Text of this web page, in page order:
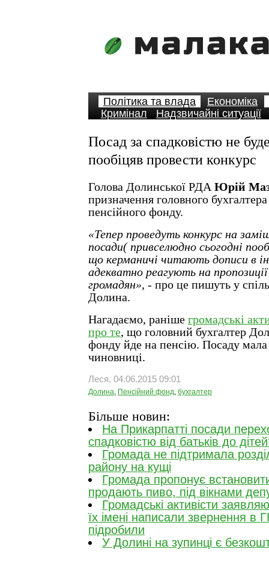
Політика та влада
Економіка
Кримінал
Надзвичайні ситуації
Посад за спадковістю не
пообіцяв провести конкурс
Голова Долинської РДА Юрій
призначення головного
пенсійного фонду.
«Тепер проведуть конкурс на
посади( привселюдно сьогодні
що керманичі читають дописи в
адекватно реагують на
громадян», - про це пишуть у
Долина.
Нагадаємо, раніше громадські
про те, що головний бухгалтер
фонду йде на пенсію. Посаду мала
чиновниці.
Леся, 04.06.2015 09:01
Долина, Пенсійний фонд, бухгалтер
Більше новин:
На Прикарпатті посади
спадковістю від батьків до
Громада не підтримала
району на кущі
Громада пропонує
продають пиво, під вікнами
Громадські активісти
їх імені написали звернення в
підробили
У Долині на зупинці є